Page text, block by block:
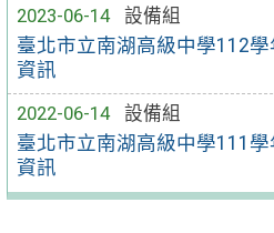
2023-06-14
設備組
臺北市立南湖高級中學112
資訊
2022-06-14
設備組
臺北市立南湖高級中學111
資訊